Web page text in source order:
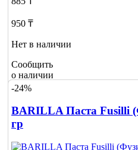
950 ₸
Нет в наличии
Сообщить
о наличии
-24%
BARILLA Паста Fusilli
гр